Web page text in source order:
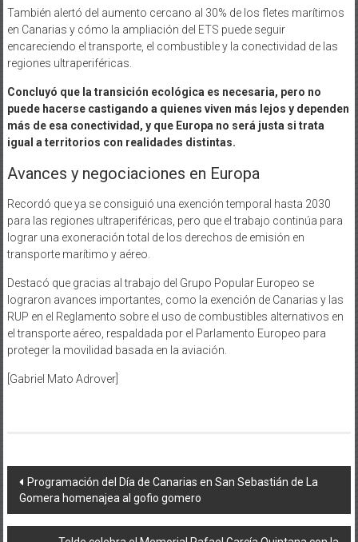
También alertó del aumento cercano al 30% de los fletes marítimos
en Canarias y cómo la ampliación del ETS puede seguir
encareciendo el transporte, el combustible y la conectividad de las
regiones ultraperiféricas.
Concluyó que la transición ecológica es necesaria, pero no
puede hacerse castigando a quienes viven más lejos y dependen
más de esa conectividad, y que Europa no será justa si trata
igual a territorios con realidades distintas.
Avances y negociaciones en Europa
Recordó que ya se consiguió una exención temporal hasta 2030
para las regiones ultraperiféricas, pero que el trabajo continúa para
lograr una exoneración total de los derechos de emisión en
transporte marítimo y aéreo.
Destacó que gracias al trabajo del Grupo Popular Europeo se
lograron avances importantes, como la exención de Canarias y las
RUP en el Reglamento sobre el uso de combustibles alternativos en
el transporte aéreo, respaldada por el Parlamento Europeo para
proteger la movilidad basada en la aviación.
[Gabriel Mato Adrover]
Navegación
de
entradas
Programación del Día de Canarias en San Sebastián de La
Gomera homenajea al gofio gomero